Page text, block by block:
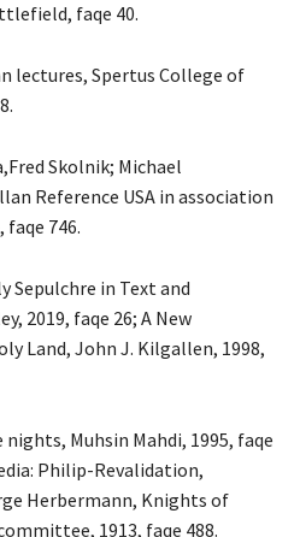
faqe 40.
lectures, Spertus College of
Skolnik; Michael
Reference USA in association
746.
Sepulchre in Text and
2019, faqe 26; A New
Land, John J. Kilgallen, 1998,
Muhsin Mahdi, 1995, faqe
Philip-Revalidation,
Herbermann, Knights of
1913, faqe 488.